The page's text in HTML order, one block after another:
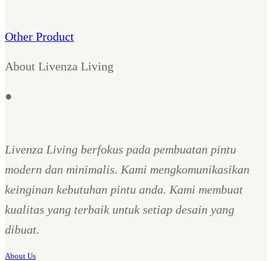
Other Product
About Livenza Living
●
Livenza Living berfokus pada pembuatan pintu
modern dan minimalis. Kami mengkomunikasikan
keinginan kebutuhan pintu anda. Kami membuat
kualitas yang terbaik untuk setiap desain yang
dibuat.
About Us